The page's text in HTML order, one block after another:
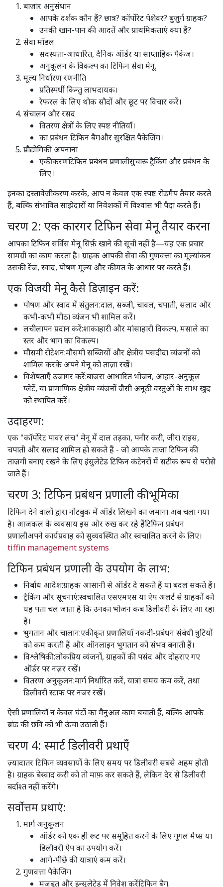
बाजार अनुसंधान
आपके दर्शक कौन हैं? छात्र? कॉर्पोरेट पेशेवर? बुजुर्ग ग्राहक?
उनकी खान-पान की आदतें और प्राथमिकताएं क्या हैं?
सेवा मॉडल
सदस्यता-आधारित, दैनिक ऑर्डर या साप्ताहिक पैकेज।
अनुकूलन के विकल्प का टिफिन सेवा मेनू.
मूल्य निर्धारण रणनीति
प्रतिस्पर्धी किन्तु लाभदायक।
रेफरल के लिए थोक सौदों और छूट पर विचार करें।
संचालन और रसद
वितरण क्षेत्रों के लिए स्पष्ट नीतियाँ।
का प्रबंधन टिफिन बैगऔर सुरक्षित पैकेजिंग।
प्रौद्योगिकी अपनाना
एकीकरणटिफिन प्रबंधन प्रणालीसुचारू ट्रैकिंग और प्रबंधन के
लिए।
इनका दस्तावेजीकरण करके, आप न केवल एक स्पष्ट रोडमैप तैयार करते
हैं, बल्कि संभावित साझेदारों या निवेशकों में विश्वास भी पैदा करते हैं।
चरण 2: एक कारगर टिफिन सेवा मेनू तैयार करना
आपका टिफिन सर्विस मेनू सिर्फ़ खाने की सूची नहीं है—यह एक प्रचार
सामग्री का काम करता है। ग्राहक आपकी सेवा की गुणवत्ता का मूल्यांकन
उसकी रेंज, स्वाद, पोषण मूल्य और कीमत के आधार पर करते हैं।
एक विजयी मेनू कैसे डिज़ाइन करें:
पोषण और स्वाद में संतुलन:दाल, सब्जी, चावल, चपाती, सलाद और
कभी-कभी मीठा व्यंजन भी शामिल करें।
लचीलापन प्रदान करें:शाकाहारी और मांसाहारी विकल्प, मसाले का
स्तर और भाग का विकल्प।
मौसमी रोटेशन:मौसमी सब्जियों और क्षेत्रीय पसंदीदा व्यंजनों को
शामिल करके अपने मेनू को ताज़ा रखें।
विशेषताएँ उजागर करें:बाजरा आधारित भोजन, आहार-अनुकूल
प्लेटें, या प्रामाणिक क्षेत्रीय व्यंजनों जैसी अनूठी वस्तुओं के साथ खुद
को स्थापित करें।
उदाहरण:
एक "कॉर्पोरेट पावर लंच" मेनू में दाल तड़का, पनीर करी, जीरा राइस,
चपाती और सलाद शामिल हो सकते हैं - जो आपके ताज़ा टिफिन की
ताज़गी बनाए रखने के लिए इंसुलेटेड टिफिन कंटेनरों में सटीक रूप से परोसे
जाते हैं।
चरण 3: टिफिन प्रबंधन प्रणाली की भूमिका
टिफिन देने वालों द्वारा नोटबुक में ऑर्डर लिखने का ज़माना अब चला गया
है। आजकल के व्यवसाय इस ओर रुख कर रहे हैंटिफिन प्रबंधन
प्रणालीअपने कार्यप्रवाह को सुव्यवस्थित और स्वचालित करने के लिए। ​
tiffin management systems
टिफिन प्रबंधन प्रणाली के उपयोग के लाभ:
निर्बाध आदेश:ग्राहक आसानी से ऑर्डर दे सकते हैं या बदल सकते हैं।
ट्रैकिंग और सूचनाएं:स्वचालित एसएमएस या ऐप अलर्ट से ग्राहकों को
यह पता चल जाता है कि उनका भोजन कब डिलीवरी के लिए आ रहा
है।
भुगतान और चालान:एकीकृत प्रणालियाँ नकदी-प्रबंधन संबंधी त्रुटियों
को कम करती हैं और ऑनलाइन भुगतान को संभव बनाती हैं।
विश्लेषिकी:लोकप्रिय व्यंजनों, ग्राहकों की पसंद और दोहराए गए
ऑर्डर पर नज़र रखें।
वितरण अनुकूलन:मार्ग निर्धारित करें, यात्रा समय कम करें, तथा
डिलीवरी स्टाफ पर नजर रखें।
ऐसी प्रणालियाँ न केवल घंटों का मैनुअल काम बचाती हैं, बल्कि आपके
ब्रांड की छवि को भी ऊंचा उठाती हैं।
चरण 4: स्मार्ट डिलीवरी प्रथाएँ
ज़्यादातर टिफिन व्यवसायों के लिए समय पर डिलीवरी सबसे अहम होती
है। ग्राहक बेस्वाद करी को तो माफ़ कर सकते हैं, लेकिन देर से डिलीवरी
बर्दाश्त नहीं करेंगे।
सर्वोत्तम प्रथाएं:
मार्ग अनुकूलन
ऑर्डर को एक ही रूट पर समूहित करने के लिए गूगल मैप्स या
डिलीवरी ऐप का उपयोग करें।
आगे-पीछे की यात्राएं कम करें।
गुणवत्ता पैकेजिंग
मजबूत और इन्सुलेटेड में निवेश करेंटिफिन बैग.